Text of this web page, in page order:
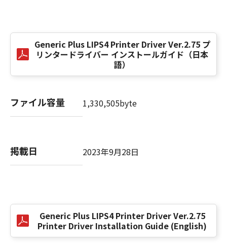
本条項中で使用される"the SOFTWARE"とは、
本契約書中で定義される「本ソフトウェア」を
意味し、指し示すものとします。
10．分離可能性
律により無効であると決定された場合でも、そ
の他の条項は完全に有効に存続するものとしま
以 上
No. I010G021619
Generic Plus LIPS4 Printer Driver Ver.2.75 プ
リンタードライバー インストールガイド（日本
語）
ファイル容量 1,330,505byte
掲載日 2023年9月28日
Generic Plus LIPS4 Printer Driver Ver.2.75
Printer Driver Installation Guide (English)